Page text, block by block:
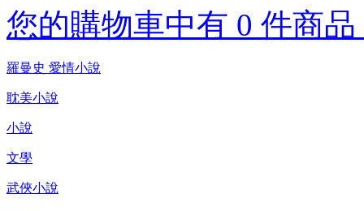
您的購物車中有 0 件商
羅曼史 愛情小說
耽美小說
小說
文學
武俠小說